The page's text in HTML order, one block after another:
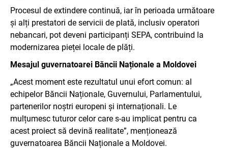
Procesul de extindere continuă, iar în perioada următoare
și alți prestatori de servicii de plată, inclusiv operatori
nebancari, pot deveni participanți SEPA, contribuind la
modernizarea pieței locale de plăți.
Mesajul guvernatoarei Băncii Naționale a Moldovei
„Acest moment este rezultatul unui efort comun: al
echipelor Băncii Naționale, Guvernului, Parlamentului,
partenerilor noștri europeni și internaționali. Le
mulțumesc tuturor celor care s-au implicat pentru ca
acest proiect să devină realitate”, menționează
guvernatoarea Băncii Naționale a Moldovei.